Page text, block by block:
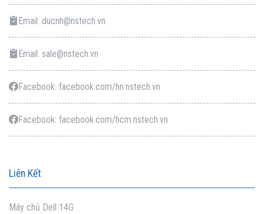
Email: ducnh@nstech.vn
Email: sale@nstech.vn
Facebook: facebook.com/hn.nstech.vn
Facebook: facebook.com/hcm.nstech.vn
Liên Kết
Máy chủ Dell 14G